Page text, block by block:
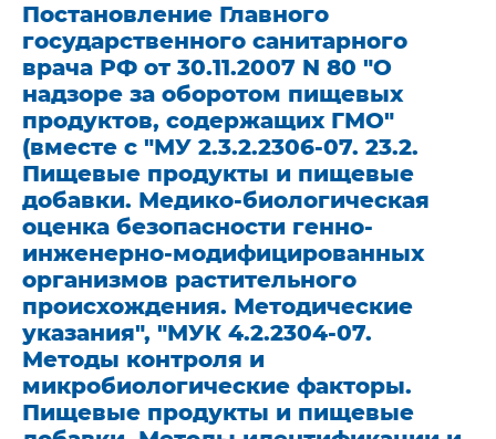
Постановление Главного
государственного санитарного
врача РФ от 30.11.2007 N 80 "О
надзоре за оборотом пищевых
продуктов, содержащих ГМО"
(вместе с "МУ 2.3.2.2306-07. 23.2.
Пищевые продукты и пищевые
добавки. Медико-биологическая
оценка безопасности генно-
инженерно-модифицированных
организмов растительного
происхождения. Методические
указания", "МУК 4.2.2304-07.
Методы контроля и
микробиологические факторы.
Пищевые продукты и пищевые